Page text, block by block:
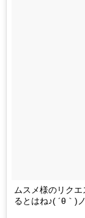
ムスメ様のリク
るとはね♪( ´θ｀)